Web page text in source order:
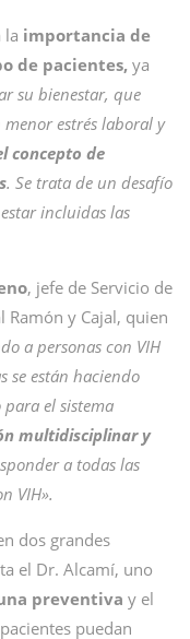
la importancia de
de pacientes, ya
su bienestar, que
estrés laboral y
concepto de
. Se trata de un desafío
incluidas las
, jefe de Servicio de
Ramón y Cajal, quien
a personas con VIH
se están haciendo
el sistema
multidisciplinar y
a todas las
VIH».
dos grandes
el Dr. Alcamí, uno
preventiva y el
puedan